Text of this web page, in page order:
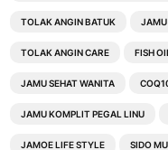
TOLAK ANGIN BATUK JAMU
TOLAK ANGIN CARE FISH
JAMU SEHAT WANITA
JAMU KOMPLIT PEGAL LINU
JAMOE LIFE STYLE SIDO